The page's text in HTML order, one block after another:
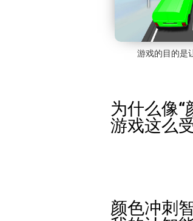
游戏的目的是
为什么像“
游戏这么
颜色冲刺